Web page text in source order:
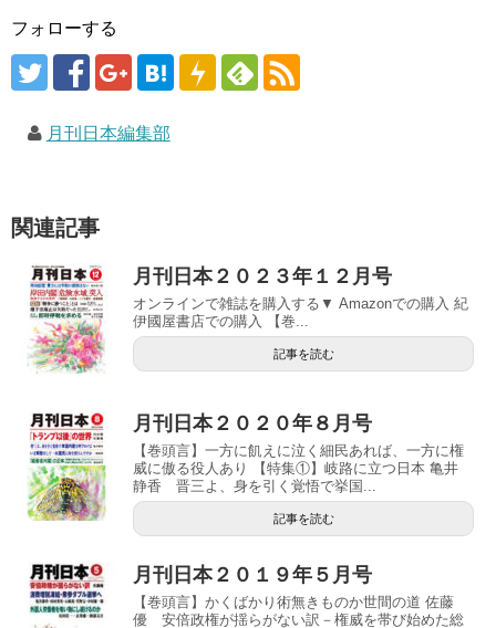
フォローする
月刊日本編集部
関連記事
月刊日本２０２３年１２月号
オンラインで雑誌を購入する▼ Amazonでの購入 紀
伊國屋書店での購入 【巻...
記事を読む
月刊日本２０２０年８月号
【巻頭言】一方に飢えに泣く細民あれば、一方に権
威に傲る役人あり 【特集①】岐路に立つ日本 亀井
静香 晋三よ、身を引く覚悟で挙国...
記事を読む
月刊日本２０１９年５月号
【巻頭言】かくばかり術無きものか世間の道 佐藤
優 安倍政権が揺らがない訳－権威を帯び始めた総